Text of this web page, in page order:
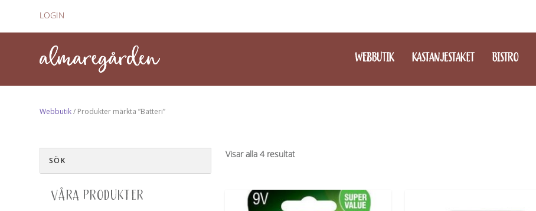
LOGIN
WEBBUTIK KASTANJESTAKET BISTRO
Webbutik/ Produkter märkta ”Batteri”
Visar alla 4 resultat
VÅRA PRODUKTER